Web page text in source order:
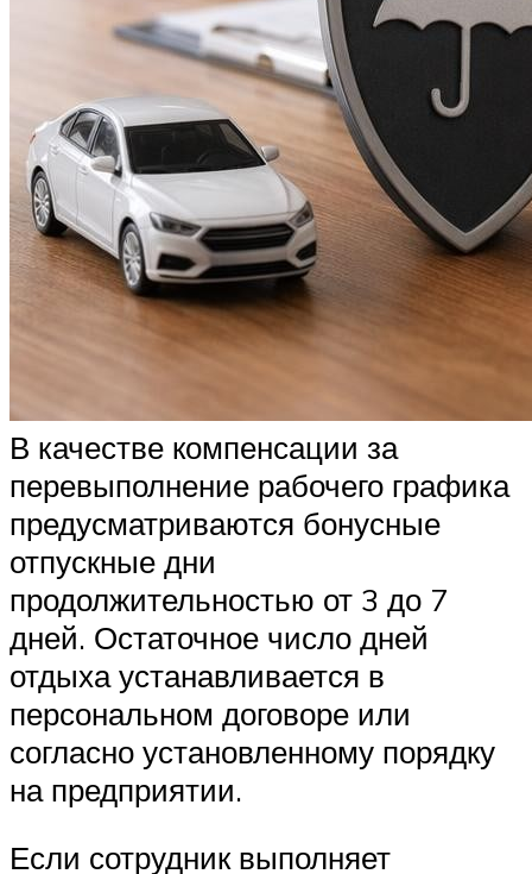
В качестве компенсации за
перевыполнение рабочего графика
предусматриваются бонусные
отпускные дни
продолжительностью от 3 до 7
дней. Остаточное число дней
отдыха устанавливается в
персональном договоре или
согласно установленному порядку
на предприятии.
Если сотрудник выполняет